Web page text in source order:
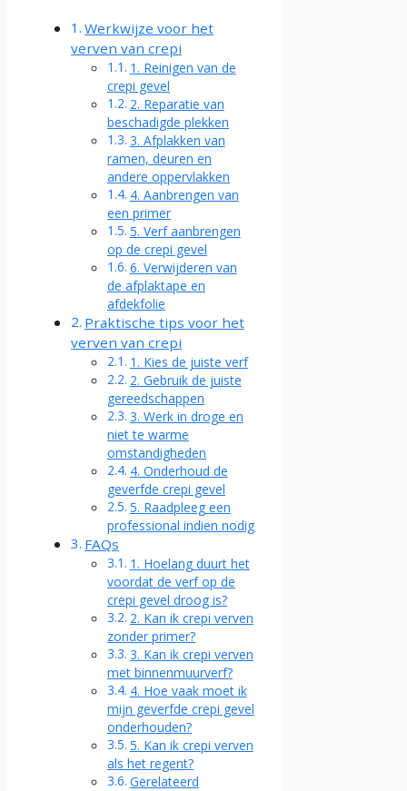
Werkwijze voor het
verven van crepi
1. Reinigen van de
crepi gevel
2. Reparatie van
beschadigde plekken
3. Afplakken van
ramen, deuren en
andere oppervlakken
4. Aanbrengen van
een primer
5. Verf aanbrengen
op de crepi gevel
6. Verwijderen van
de afplaktape en
afdekfolie
Praktische tips voor het
verven van crepi
1. Kies de juiste verf
2. Gebruik de juiste
gereedschappen
3. Werk in droge en
niet te warme
omstandigheden
4. Onderhoud de
geverfde crepi gevel
5. Raadpleeg een
professional indien nodig
FAQs
1. Hoelang duurt het
voordat de verf op de
crepi gevel droog is?
2. Kan ik crepi verven
zonder primer?
3. Kan ik crepi verven
met binnenmuurverf?
4. Hoe vaak moet ik
mijn geverfde crepi gevel
onderhouden?
5. Kan ik crepi verven
als het regent?
Gerelateerd